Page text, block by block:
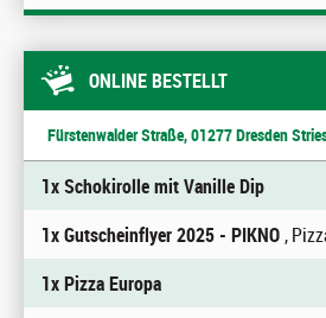
ONLINE BESTELLT
Fürstenwalder Straße, 01277 Dresden
1x Schokirolle mit Vanille Dip
1x Gutscheinflyer 2025 - PIKNO,
1x Pizza Europa